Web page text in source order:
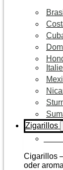
Zigarillos
Cigarillos
oder